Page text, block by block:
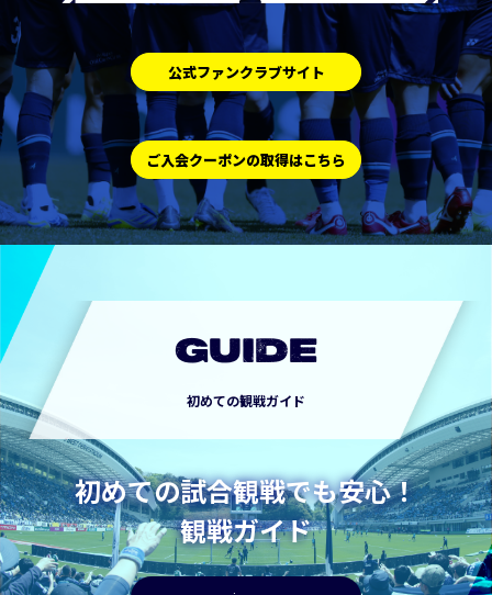
公式ファンクラブサイト
ご入会クーポンの取得はこちら
GUIDE
初めての観戦ガイド
初めての試合観戦でも安心！
観戦ガイド